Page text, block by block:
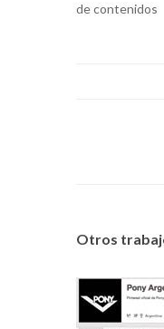
de contenidos
Otros